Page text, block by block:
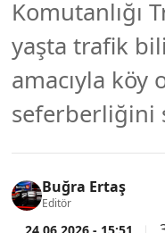
Komutanlığı
yaşta trafik
amacıyla köy
seferberliğini
Buğra Ertaş
Editör
24.06.2026 - 15:51